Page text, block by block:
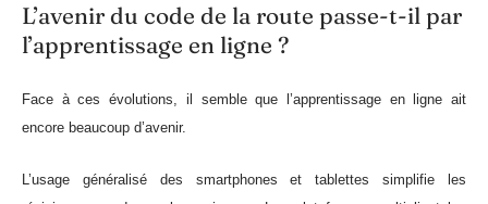
L’avenir du code de la route passe-t-il par
l’apprentissage en ligne ?
Face à ces évolutions, il semble que l’apprentissage en ligne ait
encore beaucoup d’avenir.
L’usage généralisé des smartphones et tablettes simplifie les